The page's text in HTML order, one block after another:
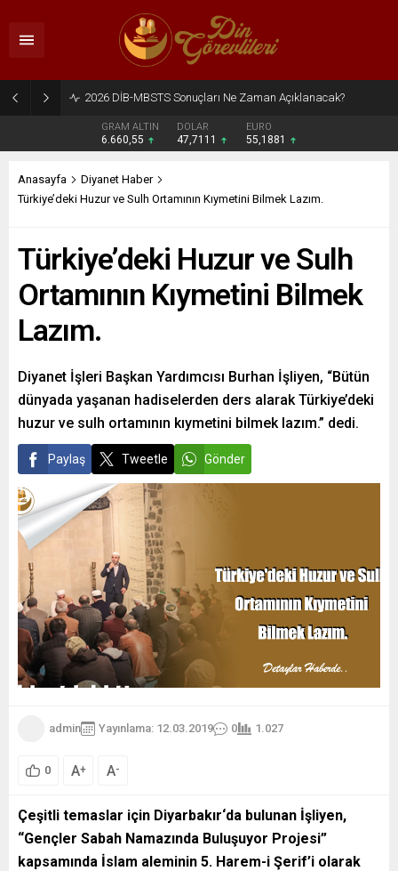
2026 DİB-MBSTS Ne Zaman?
GRAM ALTIN
6.660,55
DOLAR
47,7111
EURO
55,1881
Anasayfa
Diyanet Haber
Türkiye’deki Huzur ve Sulh Ortamının Kıymetini Bilmek Lazım.
Türkiye’deki Huzur ve Sulh
Ortamının Kıymetini Bilmek
Lazım.
Diyanet İşleri Başkan Yardımcısı Burhan İşliyen, “Bütün
dünyada yaşanan hadiselerden ders alarak Türkiye’deki
huzur ve sulh ortamının kıymetini bilmek lazım.” dedi.
Paylaş Tweetle Gönder
admin Yayınlama: 12.03.2019 0 1.027
0 A+ A-
Çeşitli temaslar için Diyarbakır‘da bulunan İşliyen,
“Gençler Sabah Namazında Buluşuyor Projesi”
kapsamında İslam aleminin 5. Harem-i Şerif’i olarak